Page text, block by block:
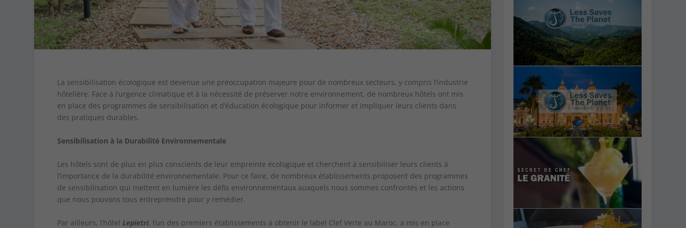
La sensibilisation écologique est devenue une préoccupation majeure pour de nombreux secteurs, y compris l’industrie
hôtelière. Face à l’urgence climatique et à la nécessité de préserver notre environnement, de nombreux hôtels ont mis
en place des programmes de sensibilisation et d’éducation écologique pour informer et impliquer leurs clients dans
des pratiques durables.
Sensibilisation à la Durabilité Environnementale
Les hôtels sont de plus en plus conscients de leur empreinte écologique et cherchent à sensibiliser leurs clients à
l’importance de la durabilité environnementale. Pour ce faire, de nombreux établissements proposent des programmes
de sensibilisation qui mettent en lumière les défis environnementaux auxquels nous sommes confrontés et les actions
que nous pouvons tous entreprendre pour y remédier.
Par ailleurs, l’hôtel Lepietri, l’un des premiers établissements à obtenir le label Clef Verte au Maroc, a mis en place